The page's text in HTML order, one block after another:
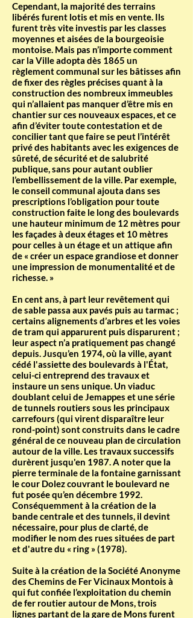
Cependant, la majorité des terrains
libérés furent lotis et mis en vente. Ils
furent très vite investis par les classes
moyennes et aisées de la bourgeoisie
montoise. Mais pas n’importe comment
car la Ville adopta dès 1865 un
règlement communal sur les bâtisses afin
de fixer des règles précises quant à la
construction des nombreux immeubles
qui n’allaient pas manquer d’être mis en
chantier sur ces nouveaux espaces, et ce
afin d’éviter toute contestation et de
concilier tant que faire se peut l’intérêt
privé des habitants avec les exigences de
sûreté, de sécurité et de salubrité
publique, sans pour autant oublier
l’embellissement de la ville. Par exemple,
le conseil communal ajouta dans ses
prescriptions l’obligation pour toute
construction faite le long des boulevards
une hauteur minimum de 12 mètres pour
les façades à deux étages et 10 mètres
pour celles à un étage et un attique afin
de « créer un espace grandiose et donner
une impression de monumentalité et de
richesse. »
En cent ans, à part leur revêtement qui
de sable passa aux pavés puis au tarmac ;
certains alignements d’arbres et les voies
de tram qui apparurent puis disparurent ;
leur aspect n’a pratiquement pas changé
depuis. Jusqu’en 1974, où la ville, ayant
cédé l'assiette des boulevards à l'État,
celui-ci entreprend des travaux et
instaure un sens unique. Un viaduc
doublant celui de Jemappes et une série
de tunnels routiers sous les principaux
carrefours (qui virent disparaître leur
rond-point) sont construits dans le cadre
général de ce nouveau plan de circulation
autour de la ville. Les travaux successifs
durèrent jusqu'en 1987. A noter que la
pierre terminale de la fontaine garnissant
le cour Dolez couvrant le boulevard ne
fut posée qu’en décembre 1992.
Conséquemment à la création de la
bande centrale et des tunnels, il devint
nécessaire, pour plus de clarté, de
modifier le nom des rues situées de part
et d'autre du « ring » (1978).
Suite à la création de la Société Anonyme
des Chemins de Fer Vicinaux Montois à
qui fut confiée l’exploitation du chemin
de fer routier autour de Mons, trois
lignes partant de la gare de Mons furent